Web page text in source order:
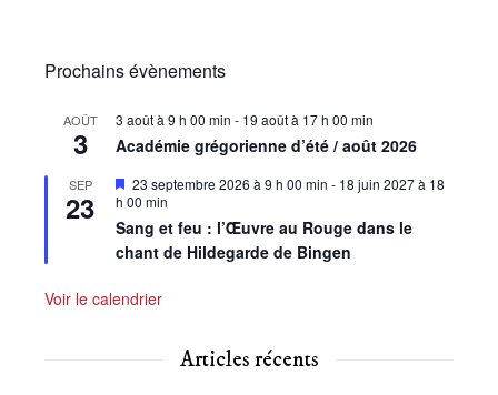
Prochains évènements
AOÛT
3
3 août à 9 h 00 min - 19 août à 17 h 00 min
Académie grégorienne d’été / août 2026
SEP
23
Mis
en
23 septembre 2026 à 9 h 00 min - 18 juin 2027 à 18
h 00 min
Sang et feu : l’Œuvre au Rouge dans le
chant de Hildegarde de Bingen
Voir le calendrier
Articles récents